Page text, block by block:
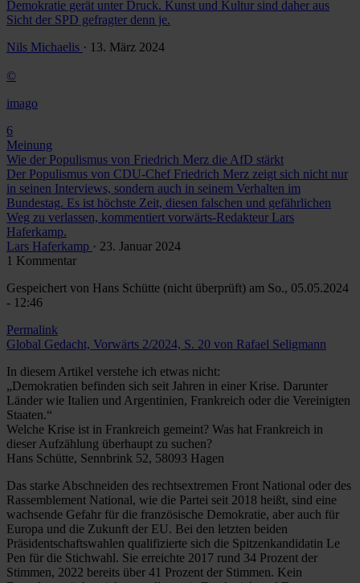
Demokratie gerät unter Druck. Kunst und Kultur sind daher aus
Sicht der SPD gefragter denn je.
Nils Michaelis · 13. März 2024
©
imago
6
Meinung
Wie der Populismus von Friedrich Merz die AfD stärkt
Der Populismus von CDU-Chef Friedrich Merz zeigt sich nicht nur
in seinen Interviews, sondern auch in seinem Verhalten im
Bundestag. Es ist höchste Zeit, diesen falschen und gefährlichen
Weg zu verlassen, kommentiert vorwärts-Redakteur Lars
Haferkamp.
Lars Haferkamp · 23. Januar 2024
1 Kommentar
Gespeichert von Hans Schütte (nicht überprüft) am So., 05.05.2024
- 12:46
Permalink
Global Gedacht, Vorwärts 2/2024, S. 20 von Rafael Seligmann
In diesem Artikel verstehe ich etwas nicht:
„Demokratien befinden sich seit Jahren in einer Krise. Darunter
Länder wie Italien und Argentinien, Frankreich oder die Vereinigten
Staaten.“
Welche Krise ist in Frankreich gemeint? Was hat Frankreich in
dieser Aufzählung überhaupt zu suchen?
Hans Schütte, Sennbrink 52, 58093 Hagen
Das starke Abschneiden des rechtsextremen Front National oder des
Rassemblement National, wie die Partei seit 2018 heißt, sind eine
wachsende Gefahr für die französische Demokratie, aber auch für
Europa und die Zukunft der EU. Bei den letzten beiden
Präsidentschaftswahlen qualifizierte sich die Spitzenkandidatin Le
Pen für die Stichwahl. Sie erreichte 2017 rund 34 Prozent der
Stimmen, 2022 bereits über 41 Prozent der Stimmen. Kein